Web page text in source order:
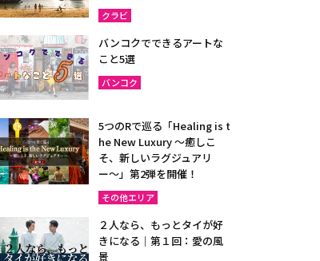
クラビ
バンコクでできるアートな
こと5選
バンコク
5つのRで巡る「Healing is t
he New Luxury ～癒しこ
そ、新しいラグジュアリ
ー〜」第2弾を開催！
その他エリア
２人なら、もっとタイが好
きになる｜第１回：愛の風
景